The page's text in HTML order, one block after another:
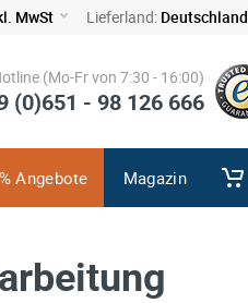
MwSt Lieferland: Deutschland
(Mo-Fr von 7:30 - 16:00)
(0)651 - 98 126 666
% Angebote Magazin